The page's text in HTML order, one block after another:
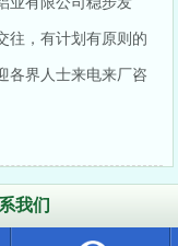
往，有计划有原则的
各界人士来电来厂咨
我们